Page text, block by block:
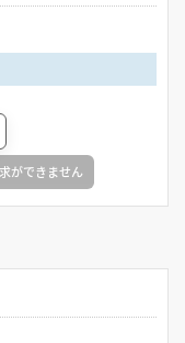
ができません